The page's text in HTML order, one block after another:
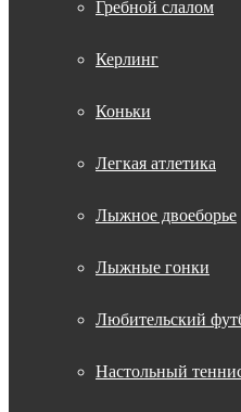
Гребной слалом
Керлинг
Коньки
Легкая атлетика
Лыжное двоеборье
Лыжные гонки
Любительский
Настольный